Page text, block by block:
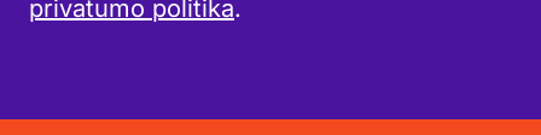
privatumo politika.